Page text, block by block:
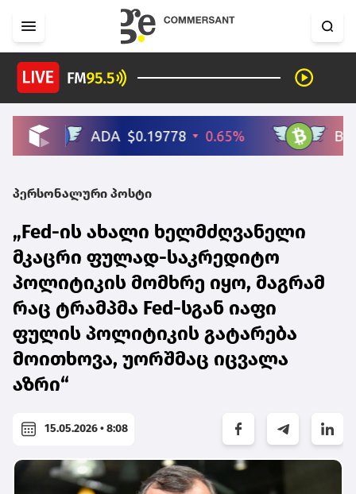
პერსონალური პოსტი
„Fed-ის ახალი ხელმძღვანელი
მკაცრი ფულად-საკრედიტო
პოლიტიკის მომხრე იყო, მაგრამ
რაც ტრამპმა Fed-სგან იაფი
ფულის პოლიტიკის გატარება
მოითხოვა, უორშმაც იცვალა
აზრი“
15.05.2026 • 8:08